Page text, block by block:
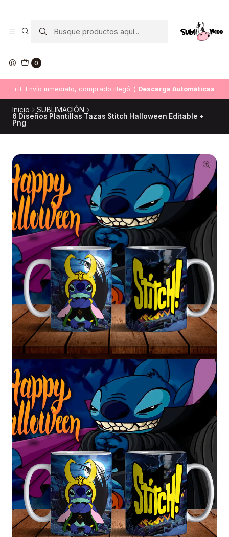
0
Envío inmediato, comprado illegó :) Descarga Automáticas
Inicio
SUBLIMACIÓN
6 Diseños Plantillas Tazas Stitch Halloween Editable +
Png